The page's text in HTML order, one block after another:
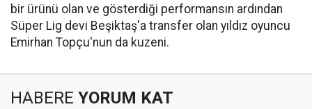
bir ürünü olan ve gösterdiği performansın ardından
Süper Lig devi Beşiktaş'a transfer olan yıldız oyuncu
Emirhan Topçu'nun da kuzeni.
HABERE YORUM KAT